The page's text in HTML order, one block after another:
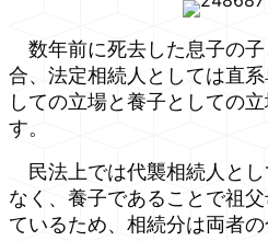
数年前に死去した息子の
合、法定相続人としては直
しての立場と養子としての
す。
民法上では代襲相続人と
なく、養子であることで祖
ているため、相続分は両者の